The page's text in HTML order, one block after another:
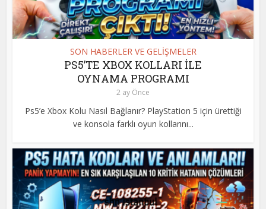
SON HABERLER VE GELİŞMELER
PS5’TE XBOX KOLLARI İLE
OYNAMA PROGRAMI
2 ay Önce
Ps5’e Xbox Kolu Nasıl Bağlanır? PlayStation 5 için ürettiği
ve konsola farklı oyun kollarını...